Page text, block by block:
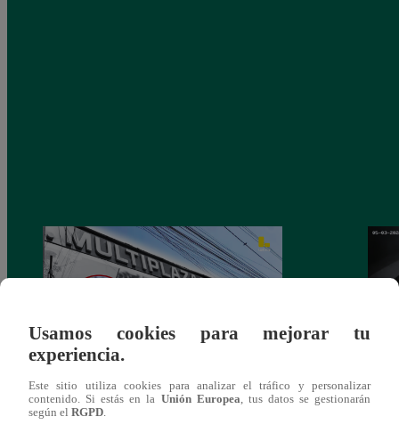
Asesinan a comerciante ferretero dentro de
galería en San Juan de Lurigancho
Usamos cookies para mejorar tu
experiencia.
Este sitio utiliza cookies para analizar el tráfico y personalizar
contenido. Si estás en la Unión Europea , tus datos se gestionarán
según el RGPD